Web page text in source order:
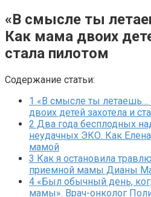
«В смысле ты
Как мама двоих
стала пилотом
Содержание статьи:
1 «В смысле ты летаешь…
двоих детей захотела и
2 Два года бесплодных
неудачных ЭКО. Как
мамой
3 Как я остановила
приемной мамы Дианы
4 «Был обычный день,
мамы». Врач-онколог